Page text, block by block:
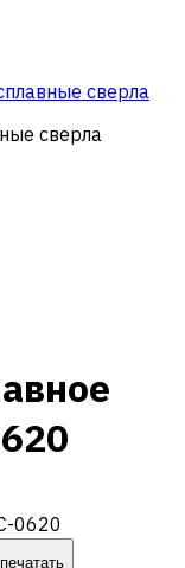
сверла
сверла
0620